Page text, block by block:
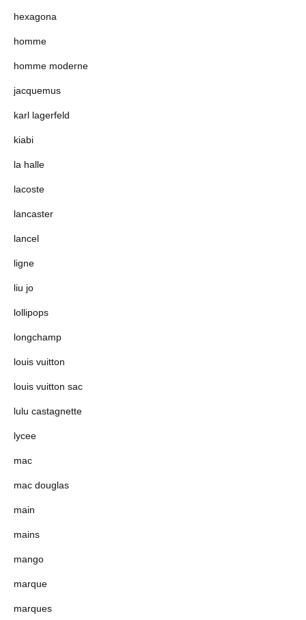
hexagona
homme
homme moderne
jacquemus
karl lagerfeld
kiabi
la halle
lacoste
lancaster
lancel
ligne
liu jo
lollipops
longchamp
louis vuitton
louis vuitton sac
lulu castagnette
lycee
mac
mac douglas
main
mains
mango
marque
marques